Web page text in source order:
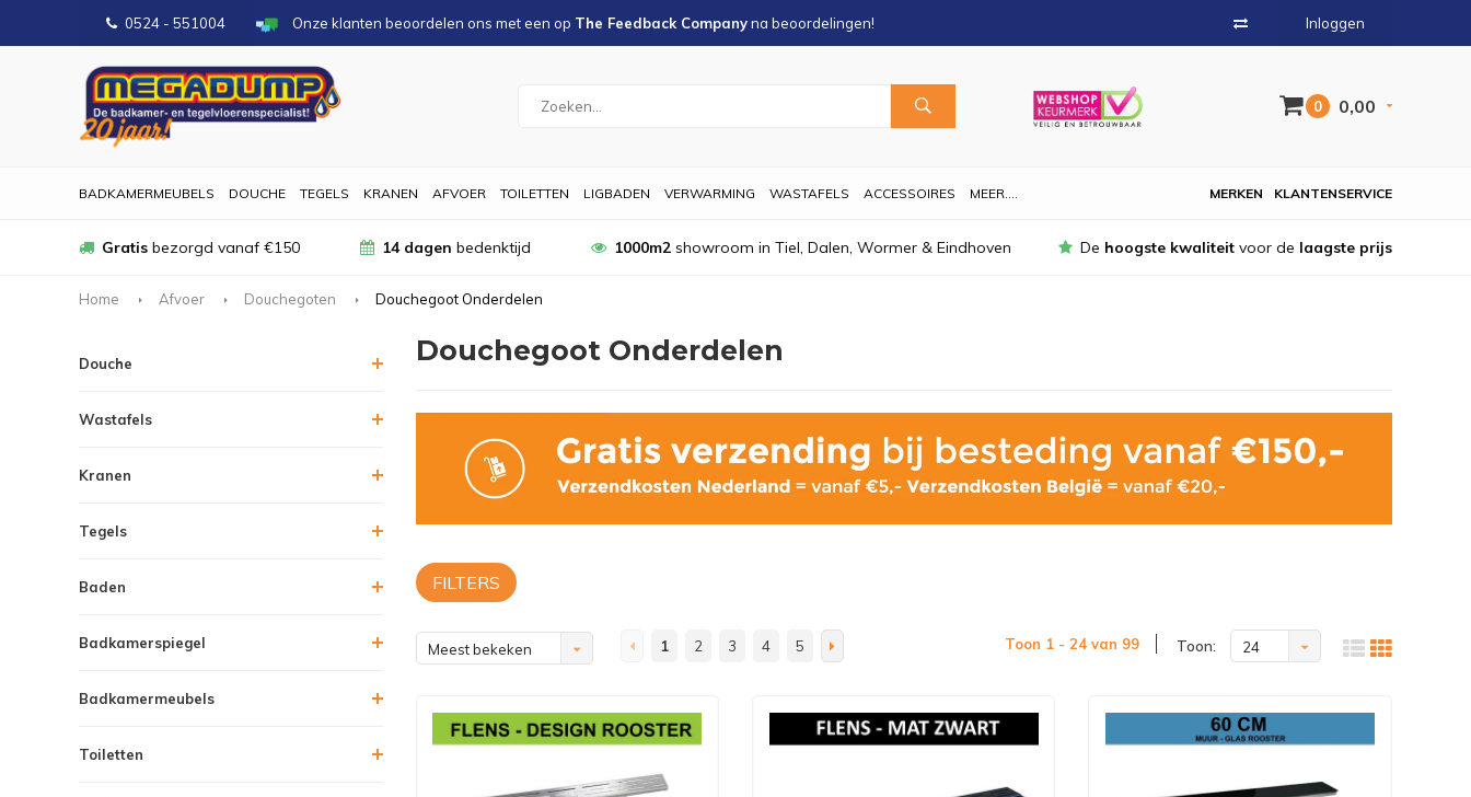
0524 - 551004 Onze klanten beoordelen ons met een op The Feedback Companyna beoordelingen! Inloggen
0 0,00
BADKAMERMEUBELS DOUCHE TEGELS KRANEN AFVOER TOILETTEN LIGBADEN VERWARMING WASTAFELS ACCESSOIRES MEER.... KLANTENSERVICE
MERKEN
Gratis bezorgd vanaf €150 14 dagen bedenktijd 1000m2showroom in Tiel, Dalen, Wormer & Eindhoven De hoogste kwaliteit voor de laagste prijs
Home Afvoer Douchegoten Douchegoot Onderdelen
Douche
Wastafels
Kranen
Tegels
Baden
Badkamerspiegel
Badkamermeubels
Toiletten
Douchegoot Onderdelen
FILTERS
Meest bekeken 1 2 3 4 5 Toon 1 - 24 van 99 Toon: 24